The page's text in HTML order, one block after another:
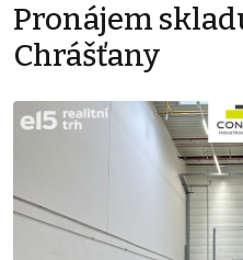
Pronájem
Chrášťany